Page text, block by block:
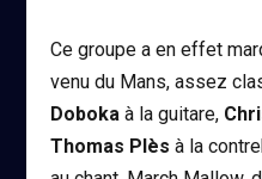
Ce groupe a en effet
venu du Mans, assez
Doboka à la guitare,
Thomas Plès à la